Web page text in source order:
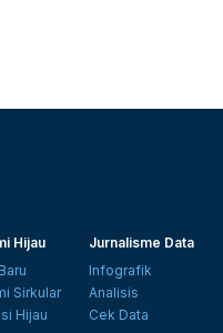
Hijau
Sirkular
Hijau
Jurnalisme Data
Infografik
Analisis
Cek Data